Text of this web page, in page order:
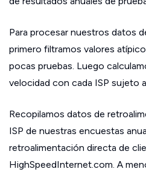
Para procesar nuestros datos
primero filtramos valores
pocas pruebas. Luego
velocidad con cada ISP sujeto
Recopilamos datos de
ISP de nuestras encuestas
retroalimentación directa de
HighSpeedInternet.com. A